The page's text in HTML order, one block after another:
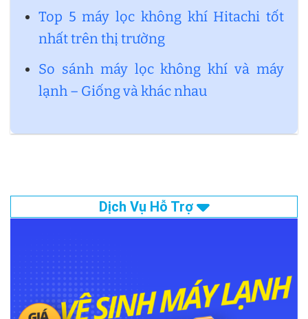
Top 5 máy lọc không khí Hitachi tốt
nhất trên thị trường
So sánh máy lọc không khí và máy
lạnh – Giống và khác nhau
Dịch Vụ Hỗ Trợ